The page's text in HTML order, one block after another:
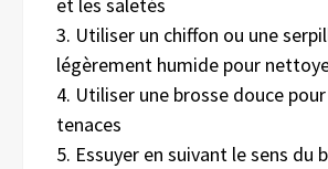
3. Utiliser un chiffon ou une
légèrement humide pour
4. Utiliser une brosse douce
tenaces
5. Essuyer en suivant le sens du